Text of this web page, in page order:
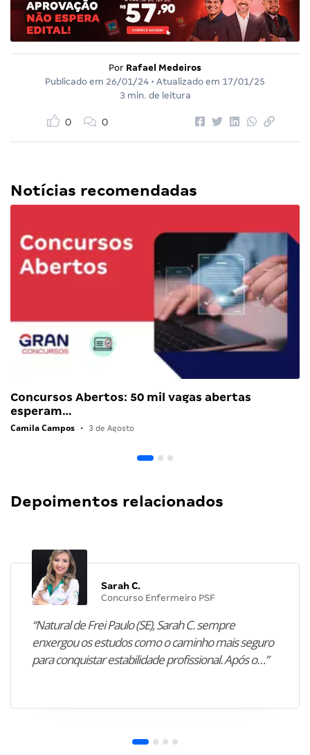
Por Rafael Medeiros
Publicado em 26/01/24 • Atualizado em 17/01/25
3 min. de leitura
0 0
Notícias recomendadas
Concursos Abertos: 50 mil vagas abertas
esperam…
Camila Campos • 3 de Agosto
Depoimentos relacionados
Sarah C.
Concurso Enfermeiro PSF
“Natural de Frei Paulo (SE), Sarah C. sempre
enxergou os estudos como o caminho mais seguro
para conquistar estabilidade profissional. Após o…”